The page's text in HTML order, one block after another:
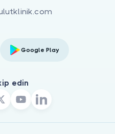
Google Play
edin